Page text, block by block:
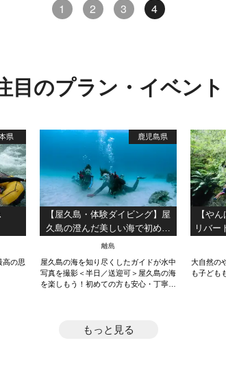
1 2 3 4
目のプラン・イベント
県
高の思
鹿児島県
【屋久島・体験ダイビング】屋
久島の澄んだ美しい海で初めて
のダイビング体験！ベーシック
離島
屋久島の海を知り尽くしたガイドが水中
写真を撮影＜半日／送迎可＞屋久島の海
を楽しもう！初めての方も安心・丁寧に
【や
リバー
ら参
大自然の
も子ども
もっと見る